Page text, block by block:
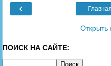
‹
Открыть
ПОИСК НА САЙТЕ: